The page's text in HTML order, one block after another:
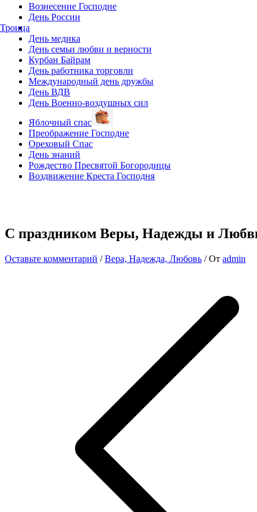
Вознесение Господне
День России
Троица
День медика
День семьи любви и верности
Курбан Байрам
День работника торговли
Международный день дружбы
День ВДВ
День Военно-воздушных сил
Яблочный спас
Преображение Господне
Ореховый Спас
День знаний
Рождество Пресвятой Богородицы
Воздвижение Креста Господня
С праздником Веры, Надежды и
Оставьте комментарий /Вера, Надежда, Любовь / От admin